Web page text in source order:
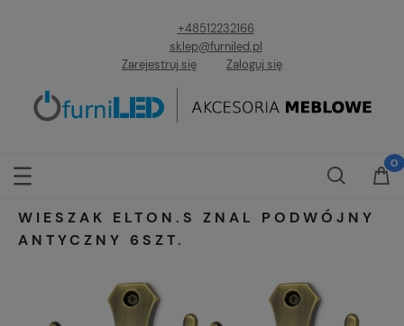
+48512232166
sklep@furniled.pl
Zarejestruj się
Zaloguj się
WIESZAK ELTON.S ZNAL PODWÓJNY
ANTYCZNY 6SZT.